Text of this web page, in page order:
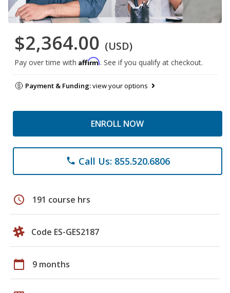
$2,364.00 (USD)
Pay over time with Affirm. See if you qualify at checkout.
Payment & Funding:view your options
ENROLL NOW
phone Call Us: 855.520.6806
schedule 191 course hrs
Code ES-GES2187
calendar_today 9 months